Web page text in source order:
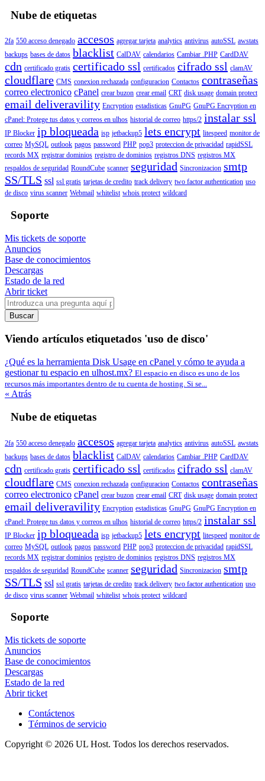
Nube de etiquetas
2fa 550 acceso denegado accesos agregar tarjeta analytics antivirus autoSSL awstats
backups bases de datos blacklist CalDAV calendarios Cambiar .PHP CardDAV
cdn certificado gratis certificado ssl certificados cifrado ssl clamAV
cloudflare CMS conexion rechazada configuracion Contactos contraseñas
correo electronico cPanel crear buzon crear email CRT disk usage domain protect
email deliveravility Encryption estadisticas GnuPG GnuPG Encryption en
cPanel: Protege tus datos y correos en ulhos historial de correo https/2 instalar ssl
IP Blocker ip bloqueada isp jetbackup5 lets encrypt litespeed monitor de
correo MySQL outlook pagos password PHP pop3 proteccion de privacidad rapidSSL
records MX registrar dominios registro de dominios registros DNS registros MX
respaldos de seguridad RoundCube scanner seguridad Sincronizacion smtp
SS/TLS ssl ssl gratis tarjetas de credito track delivery two factor authentication uso
de disco virus scanner Webmail whitelist whois protect wildcard
Soporte
Mis tickets de soporte
Anuncios
Base de conocimientos
Descargas
Estado de la red
Abrir ticket
Buscar
Viendo artículos etiquetados 'uso de disco'
¿Qué es la herramienta Disk Usage en cPanel y cómo te ayuda a
gestionar tu espacio en ulhost.mx? El espacio en disco es uno de los
recursos más importantes dentro de tu cuenta de hosting. Si se...
« Atrás
Nube de etiquetas
2fa 550 acceso denegado accesos agregar tarjeta analytics antivirus autoSSL awstats
backups bases de datos blacklist CalDAV calendarios Cambiar .PHP CardDAV
cdn certificado gratis certificado ssl certificados cifrado ssl clamAV
cloudflare CMS conexion rechazada configuracion Contactos contraseñas
correo electronico cPanel crear buzon crear email CRT disk usage domain protect
email deliveravility Encryption estadisticas GnuPG GnuPG Encryption en
cPanel: Protege tus datos y correos en ulhos historial de correo https/2 instalar ssl
IP Blocker ip bloqueada isp jetbackup5 lets encrypt litespeed monitor de
correo MySQL outlook pagos password PHP pop3 proteccion de privacidad rapidSSL
records MX registrar dominios registro de dominios registros DNS registros MX
respaldos de seguridad RoundCube scanner seguridad Sincronizacion smtp
SS/TLS ssl ssl gratis tarjetas de credito track delivery two factor authentication uso
de disco virus scanner Webmail whitelist whois protect wildcard
Soporte
Mis tickets de soporte
Anuncios
Base de conocimientos
Descargas
Estado de la red
Abrir ticket
Contáctenos
Términos de servicio
Copyright © 2026 UL Host. Todos los derechos reservados.